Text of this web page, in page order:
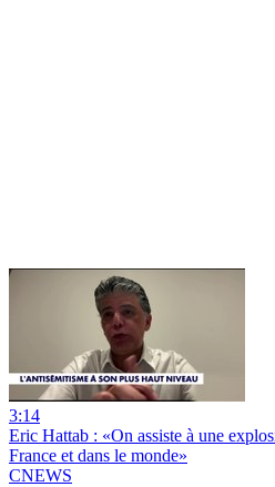
3:14
Eric Hattab : «On assiste à une
France et dans le monde»
CNEWS